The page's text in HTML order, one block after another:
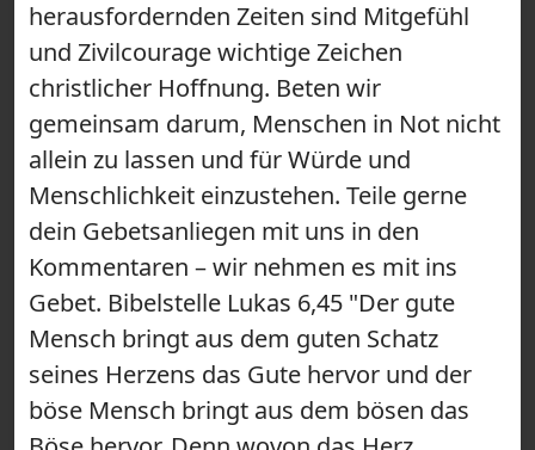
herausfordernden Zeiten sind Mitgefühl
und Zivilcourage wichtige Zeichen
christlicher Hoffnung. Beten wir
gemeinsam darum, Menschen in Not nicht
allein zu lassen und für Würde und
Menschlichkeit einzustehen. Teile gerne
dein Gebetsanliegen mit uns in den
Kommentaren – wir nehmen es mit ins
Gebet. Bibelstelle Lukas 6,45 "Der gute
Mensch bringt aus dem guten Schatz
seines Herzens das Gute hervor und der
böse Mensch bringt aus dem bösen das